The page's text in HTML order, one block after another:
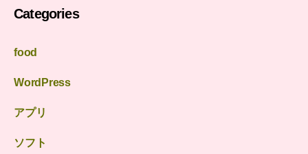
Categories
food
WordPress
アプリ
ソフト